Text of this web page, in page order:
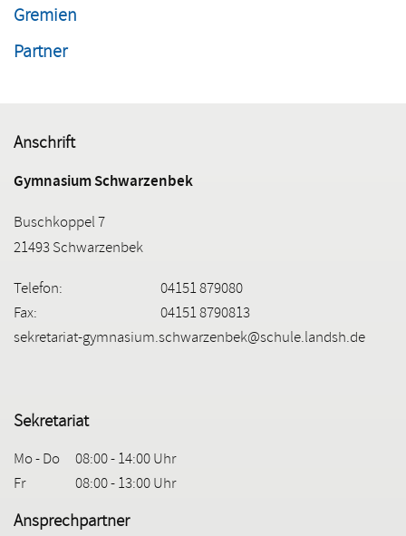
Gremien
Partner
Anschrift
Gymnasium Schwarzenbek
Buschkoppel 7
21493 Schwarzenbek
Telefon:
04151 879080
Fax:
04151 8790813
sekretariat-gymnasium.schwarzenbek@schule.landsh.de
Sekretariat
Mo - Do
08:00 - 14:00 Uhr
Fr
08:00 - 13:00 Uhr
Ansprechpartner